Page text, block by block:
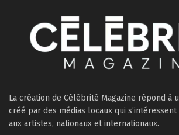
La création de Célébrité Magazine répond à
créé par des médias locaux qui
aux artistes, nationaux et internationaux.